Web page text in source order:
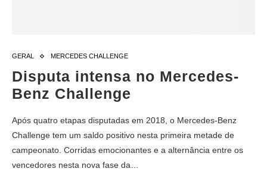
GERAL MERCEDES CHALLENGE
Disputa intensa no Mercedes-
Benz Challenge
Após quatro etapas disputadas em 2018, o Mercedes-Benz
Challenge tem um saldo positivo nesta primeira metade de
campeonato. Corridas emocionantes e a alternância entre os
vencedores nesta nova fase da…